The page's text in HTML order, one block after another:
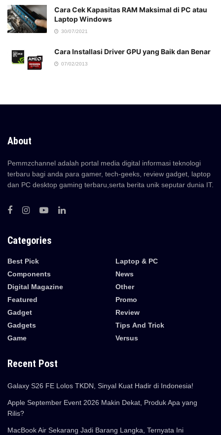
Cara Cek Kapasitas RAM Maksimal di PC atau
Laptop Windows
30/07/2021
Cara Installasi Driver GPU yang Baik dan Benar
07/02/2013
About
Pemmzchannel adalah portal media digital informasi teknologi
terbaru bagi anda para gamer, tech-geeks, review gadget, laptop
dan PC desktop gaming terbaru,serta berita unik seputar dunia IT.
Categories
Best Pick
Components
Digital Magazine
Featured
Gadget
Gadgets
Game
Laptop & PC
News
Other
Promo
Review
Tips And Trick
Versus
Recent Post
Galaxy S26 FE Lolos TKDN, Sinyal Kuat Hadir di Indonesia!
Apple September Event 2026 Makin Dekat, Produk Apa yang
Rilis?
MacBook Air Sekarang Jadi Barang Langka, Ternyata Ini